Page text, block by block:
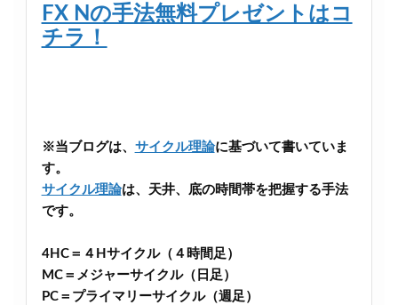
FX Nの手法無料プレゼントはコ
チラ！
※当ブログは、 サイクル理論に基づいて書いていま
す。
サイクル理論は、天井、底の時間帯を把握する手法
です。
4HC＝４Hサイクル（４時間足）
MC＝メジャーサイクル（日足）
PC＝プライマリーサイクル（週足）